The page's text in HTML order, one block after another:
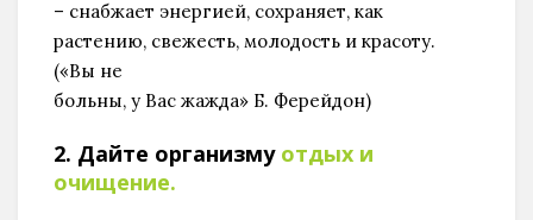
– снабжает энергией, сохраняет, как
растению, свежесть, молодость и красоту.
(«Вы не
больны, у Вас жажда» Б. Ферейдон)
2. Дайте организму отдых и
очищение.